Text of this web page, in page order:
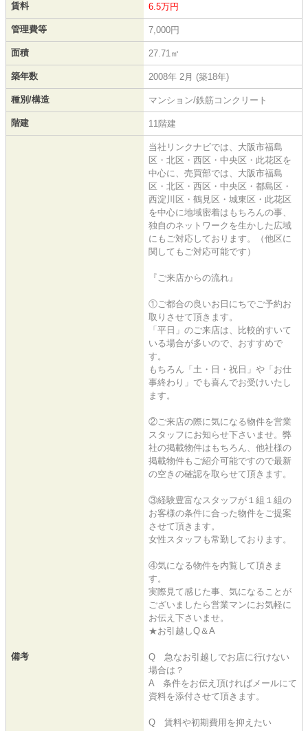
賃料 6.5万円
管理費等 7,000円
面積 27.71㎡
築年数 2008年 2月 (築18年)
種別/構造 マンション/鉄筋コンクリート
階建 11階建
備考
当社リンクナビでは、大阪市福島
区・北区・西区・中央区・此花区を
中心に、売買部では、大阪市福島
区・北区・西区・中央区・都島区・
西淀川区・鶴見区・城東区・此花区
を中心に地域密着はもちろんの事、
独自のネットワークを生かした広域
にもご対応しております。（他区に
関してもご対応可能です）
『ご来店からの流れ』
①ご都合の良いお日にちでご予約お
取りさせて頂きます。
「平日」のご来店は、比較的すいて
いる場合が多いので、おすすめで
す。
もちろん「土・日・祝日」や「お仕
事終わり」でも喜んでお受けいたし
ます。
②ご来店の際に気になる物件を営業
スタッフにお知らせ下さいませ。弊
社の掲載物件はもちろん、他社様の
掲載物件もご紹介可能ですので最新
の空きの確認を取らせて頂きます。
③経験豊富なスタッフが１組１組の
お客様の条件に合った物件をご提案
させて頂きます。
女性スタッフも常勤しております。
④気になる物件を内覧して頂きま
す。
実際見て感じた事、気になることが
ございましたら営業マンにお気軽に
お伝え下さいませ。
★お引越しQ＆A
Q 急なお引越しでお店に行けない
場合は？
A 条件をお伝え頂ければメールにて
資料を添付させて頂きます。
Q 賃料や初期費用を抑えたい